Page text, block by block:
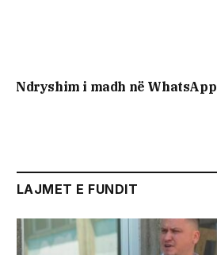
Ndryshim i madh në WhatsApp
LAJMET E FUNDIT